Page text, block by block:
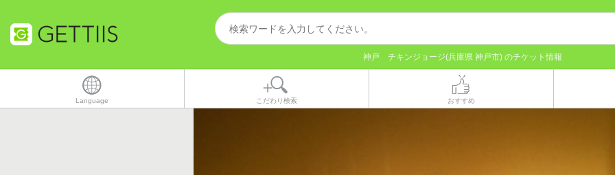
神戸 チキンジョージ(兵庫県 神戸市) のチケット情報
Language こだわり検索 おすすめ